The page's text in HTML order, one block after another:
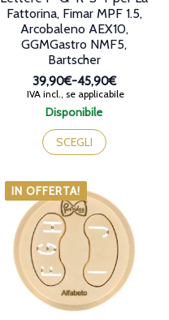
Disponibile
Fattorina, Fimar MPF 1.5,
Arcobaleno AEX10,
GGMGastro NMF5,
Bartscher
39,90€-45,90€
Fascia
di
da
39,90€
45,90€
IVA incl., se applicabile
SCEGLI
Questo
prodotto
ha
varianti.
Le
opzioni
possono
essere
scelte
nella
pagina
del
IN OFFERTA!